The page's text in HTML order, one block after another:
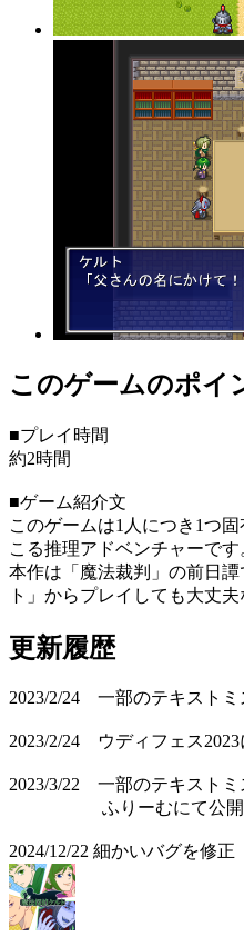
このゲームのポイ
■プレイ時間
約2時間
■ゲーム紹介文
このゲームは1人につき1つ
こる推理アドベンチャーです
本作は「魔法裁判」の前日
ト」からプレイしても大丈
更新履歴
2023/2/24 一部のテキストミ
2023/2/24 ウディフェス2023
2023/3/22 一部のテキストミ
ふりーむにて公開
2024/12/22 細かいバグを修正